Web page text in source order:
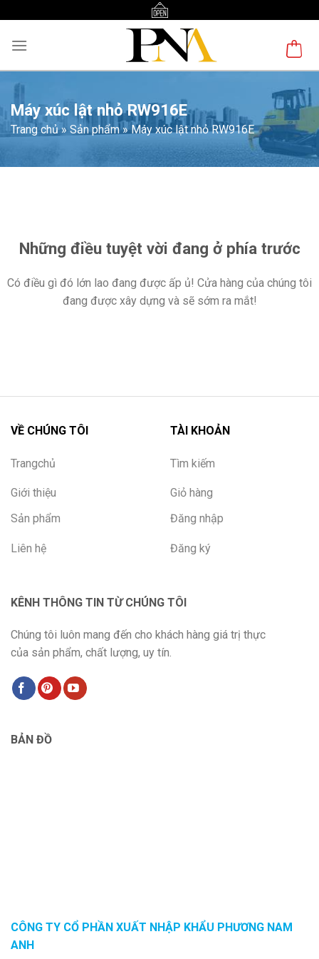
content
Máy xúc lật nhỏ RW916E
Trang chủ» Sản phẩm»Máy xúc lật nhỏ RW916E
dungNhững điều tuyệt vời đang ở phía trước
Có điều gì đó lớn lao đang được ấp ủ! Cửa hàng của chúng tôi
đang được xây dựng và sẽ sớm ra mắt!
VỀ CHÚNG TÔI
Trangchủ
Giới thiệu
Sản phẩm
Liên hệ
TÀI KHOẢN
Tìm kiếm
Giỏ hàng
Đăng nhập
Đăng ký
KÊNH THÔNG TIN TỪ CHÚNG TÔI
Chúng tôi luôn mang đến cho khách hàng giá trị thực
của sản phẩm, chất lượng, uy tín.
BẢN ĐỒ
CÔNG TY CỔ PHẦN XUẤT NHẬP KHẨU PHƯƠNG NAM
ANH